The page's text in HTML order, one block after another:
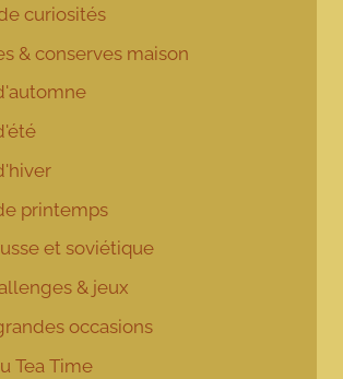
curiosités
& conserves maison
printemps
et soviétique
& jeux
occasions
Tea Time